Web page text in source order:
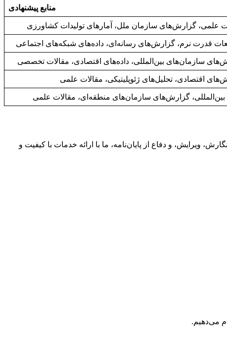
منابع پیشنهادی
علمی، گزارش‌های سازمان ملل، آمارهای تولیدات کشاورزی
قدرت نرم، گزارش‌های رسانه‌ای، داده‌های شبکه‌های اجتماعی
سازمان‌های بین‌المللی، داده‌های اقتصادی، مقالات تخصصی
اقتصادی، تحلیل‌های ژئوپلیتیکی، مقالات علمی
بین‌المللی، گزارش‌های سازمان‌های منطقه‌ای، مقالات علمی
ویرایش، و دفاع از پایان‌نامه، ما با ارائه خدمات با کیفیت و
می‌دهیم.